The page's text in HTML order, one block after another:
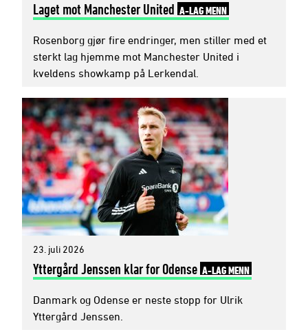
Laget mot Manchester United A-LAG MENN
Rosenborg gjør fire endringer, men stiller med et
sterkt lag hjemme mot Manchester United i
kveldens showkamp på Lerkendal.
23. juli 2026
Yttergård Jenssen klar for Odense A-LAG MENN
Danmark og Odense er neste stopp for Ulrik
Yttergård Jenssen.